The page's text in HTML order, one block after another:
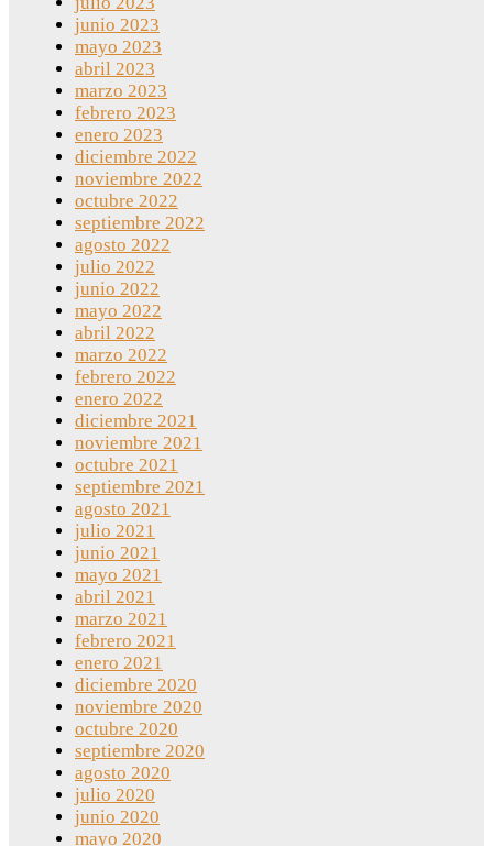
junio 2023
mayo 2023
abril 2023
marzo 2023
febrero 2023
enero 2023
diciembre 2022
noviembre 2022
octubre 2022
septiembre 2022
agosto 2022
julio 2022
junio 2022
mayo 2022
abril 2022
marzo 2022
febrero 2022
enero 2022
diciembre 2021
noviembre 2021
octubre 2021
septiembre 2021
agosto 2021
julio 2021
junio 2021
mayo 2021
abril 2021
marzo 2021
febrero 2021
enero 2021
diciembre 2020
noviembre 2020
octubre 2020
septiembre 2020
agosto 2020
julio 2020
junio 2020
mayo 2020